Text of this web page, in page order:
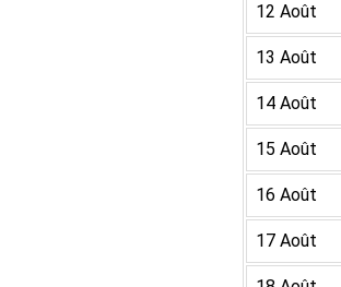
12 Août
13 Août
14 Août
15 Août
16 Août
17 Août